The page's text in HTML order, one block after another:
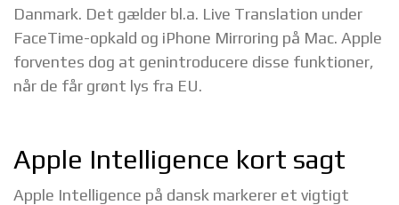
Danmark. Det gælder bl.a. Live Translation under
FaceTime-opkald og iPhone Mirroring på Mac. Apple
forventes dog at genintroducere disse funktioner,
når de får grønt lys fra EU.
Apple Intelligence kort sagt
Apple Intelligence på dansk markerer et vigtigt